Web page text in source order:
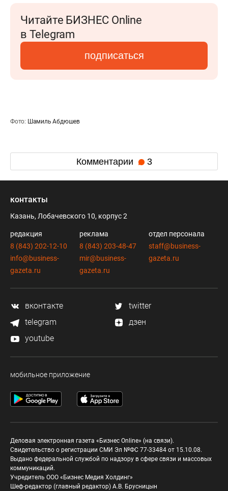
Читайте БИЗНЕС Online
в Telegram
подписаться
Фото: Шамиль Абдюшев
Комментарии 3
контакты
Казань, Лобачевского 10, корпус 2
редакция
8 (843) 202-12-10
info@business-
gazeta.ru
реклама
8 (843) 203-48-47
mir@business-
gazeta.ru
отдел персонала
staff@business-
gazeta.ru
вконтакте
twitter
telegram
дзен
youtube
мобильное приложение
Деловая электронная газета «Бизнес Online» (на связи).
Свидетельство о регистрации СМИ Эл №ФС 77-33484 от 15.10.08.
Выдано федеральной службой по надзору в сфере связи и массовых
коммуникаций.
Учредитель ООО «Бизнес Медия Холдинг»
Шеф-редактор (главный редактор) А.В. Брусницын